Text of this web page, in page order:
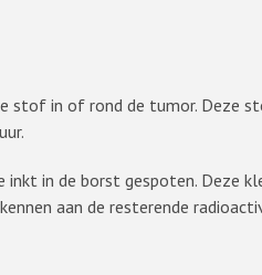
stof in of rond de tumor. Deze
inkt in de borst gespoten. Deze
aan de resterende